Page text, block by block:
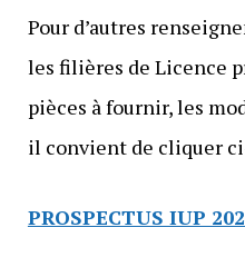
Pour d’autres
les filières de Licence
pièces à fournir, les
il convient de cliquer
PROSPECTUS IUP